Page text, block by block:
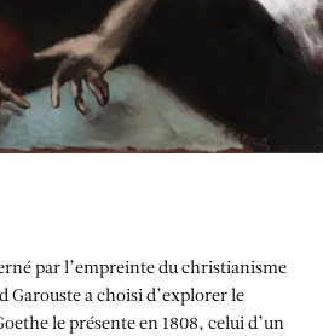
par l’empreinte du christianisme
Garouste a choisi d’explorer le
le présente en 1808, celui d’un